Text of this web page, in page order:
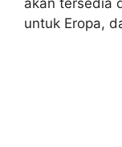
untuk Eropa,